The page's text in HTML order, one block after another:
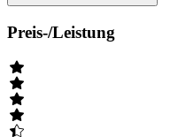
Preis-/Leistung